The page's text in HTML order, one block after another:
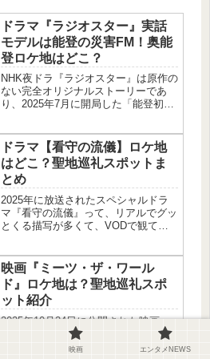
ドラマ『ラジオスター』実話
モデルは能登の災害FM！奥能
登ロケ地はどこ？
NHK夜ドラ『ラジオスター』は原作の
ない完全オリジナルストーリーであ
り、2025年7月に開局した「能登初の
ロケ地にしてて、主演の福地桃子ちゃ
んや日向坂46の大野愛実ちゃんた...
ドラマ【看守の流儀】ロケ地
はどこ？聖地巡礼スポットま
とめ
2025年に放送されたスペシャルドラ
マ『看守の流儀』って、リアルでグッ
とくる描写が多くて、VODで観てる
って気になった人も多いはず！この記
事では、舞鶴赤れんがパークとか加...
映画『ミーツ・ザ・ワール
ド』ロケ地は？聖地巡礼スポ
ット紹介
2025年10月24日に公開された映画
『ミーツ・ザ・ワールド』は、芥川賞
作家・金原ひとみさんの同名小説を原
映画 エンタメNEWS